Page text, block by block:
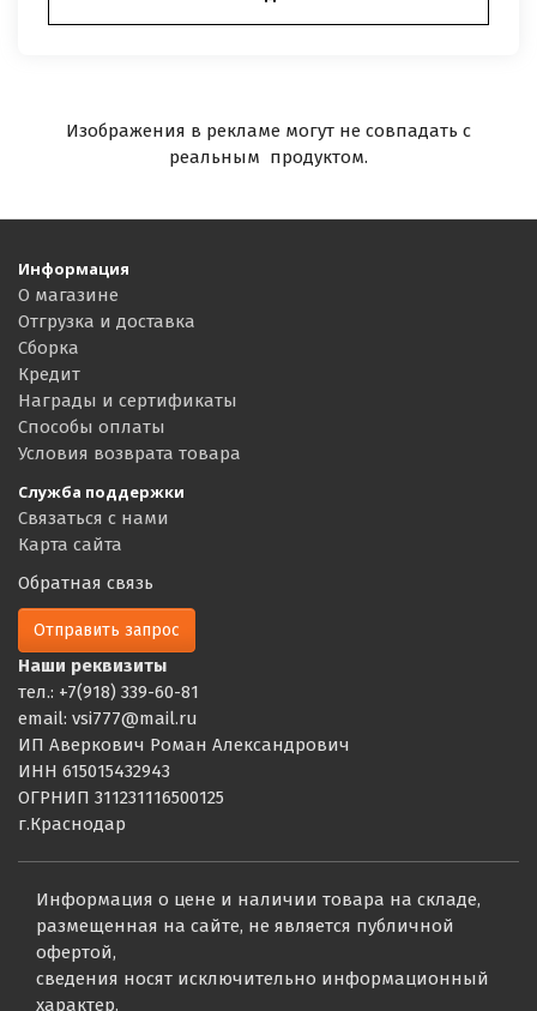
Изображения в рекламе могут не совпадать с
реальным продуктом.
Информация
О магазине
Отгрузка и доставка
Сборка
Кредит
Награды и сертификаты
Способы оплаты
Условия возврата товара
Служба поддержки
Связаться с нами
Карта сайта
Обратная связь
Отправить запрос
Наши реквизиты
тел.: +7(918) 339-60-81
email: vsi777@mail.ru
ИП Аверкович Роман Александрович
ИНН 615015432943
ОГРНИП 311231116500125
г.Краснодар
Информация о цене и наличии товара на складе,
размещенная на сайте, не является публичной
офертой,
сведения носят исключительно информационный
характер.